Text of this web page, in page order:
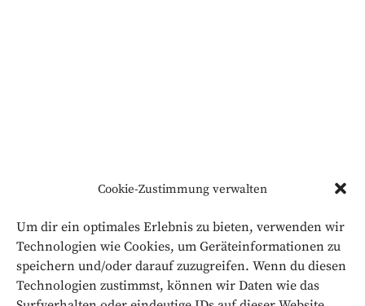
Cookie-Zustimmung verwalten
Um dir ein optimales Erlebnis zu bieten, verwenden wir
Technologien wie Cookies, um Geräteinformationen zu
speichern und/oder darauf zuzugreifen. Wenn du diesen
Technologien zustimmst, können wir Daten wie das